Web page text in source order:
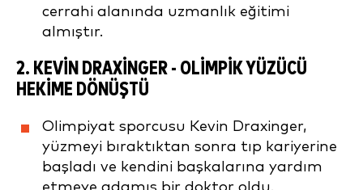
cerrahi alanında uzmanlık eğitimi
almıştır.
2. KEVIN DRAXINGER - OLIMPIK YÜZÜCÜ
HEKIME DÖNÜŞTÜ
Olimpiyat sporcusu Kevin Draxinger,
yüzmeyi bıraktıktan sonra tıp kariyerine
başladı ve kendini başkalarına yardım